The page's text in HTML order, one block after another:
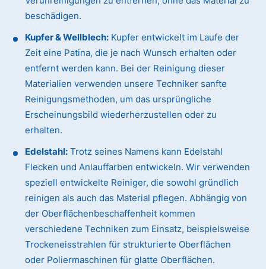
beschädigen.
Kupfer & Wellblech: Kupfer entwickelt im Laufe der
Zeit eine Patina, die je nach Wunsch erhalten oder
entfernt werden kann. Bei der Reinigung dieser
Materialien verwenden unsere Techniker sanfte
Reinigungsmethoden, um das ursprüngliche
Erscheinungsbild wiederherzustellen oder zu
erhalten.
Edelstahl: Trotz seines Namens kann Edelstahl
Flecken und Anlauffarben entwickeln. Wir verwenden
speziell entwickelte Reiniger, die sowohl gründlich
reinigen als auch das Material pflegen. Abhängig von
der Oberflächenbeschaffenheit kommen
verschiedene Techniken zum Einsatz, beispielsweise
Trockeneisstrahlen für strukturierte Oberflächen
oder Poliermaschinen für glatte Oberflächen.